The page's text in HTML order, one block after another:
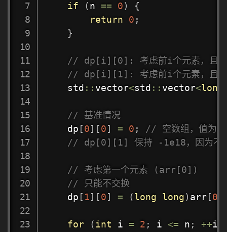
if
(n == 0)
{
return
0 ;
}
// dp[i][0]: 考虑前i个元素，且第i-
// dp[i][1]: 考虑前i个元素，且第i-
    std
:: vector<std :: vector<long
// 基准情况
    dp
[0] [0] = 0 ;
// 空数组，值为0
// dp[0][1] 保持 -1e18，因为不可
// 考虑第一个元素 (arr[0])
// 只能不交换
    dp
[ 1] [0] = (long long) arr[0
for (int i = 2 ; i <= n ; ++i